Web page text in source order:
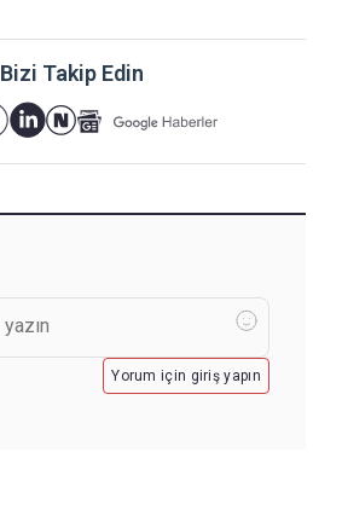
Bizi Takip Edin
Yorum için giriş yapın